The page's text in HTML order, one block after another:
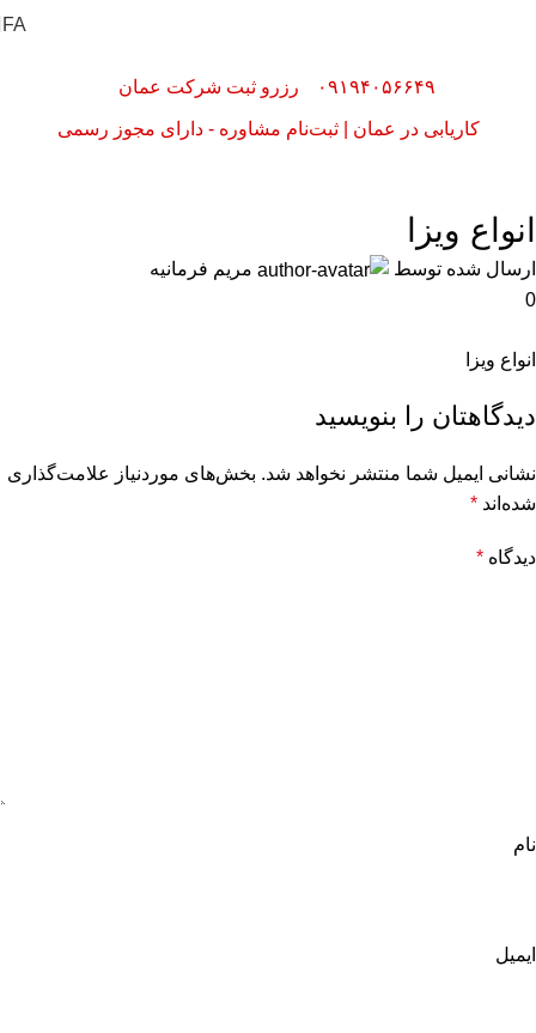
FA
۰۹۱۹۴۰۵۶۶۴۹ رزرو ثبت شرکت عمان
کاریابی در عمان | ثبت‌نام مشاوره - دارای مجوز رسمی
انواع ویزا
ارسال شده توسط
مریم فرمانیه
0
انواع ویزا
دیدگاهتان را بنویسید
نشانی ایمیل شما منتشر نخواهد شد. بخش‌های موردنیاز علامت‌گذاری
شده‌اند *
دیدگاه *
نام
ایمیل